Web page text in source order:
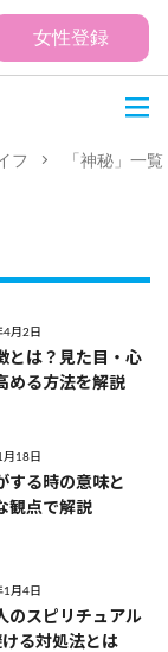
女性登録
フ 「神秘」一覧
月2日
とは？見た目・心
める方法を解説
18日
する時の意味と
観点で解説
月4日
のスピリチュアル
る対処法とは